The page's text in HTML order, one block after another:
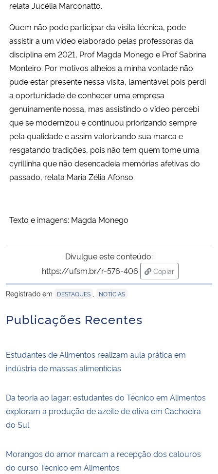
relata Jucélia Marconatto.
Quem não pode participar da visita técnica, pode
assistir a um vídeo elaborado pelas professoras da
disciplina em 2021, Prof Magda Monego e Prof Sabrina
Monteiro. Por motivos alheios a minha vontade não
pude estar presente nessa visita, lamentável pois perdi
a oportunidade de conhecer uma empresa
genuinamente nossa, mas assistindo o vídeo percebi
que se modernizou e continuou priorizando sempre
pela qualidade e assim valorizando sua marca e
resgatando tradições, pois não tem quem tome uma
cyrillinha que não desencadeia memórias afetivas do
passado, relata Maria Zélia Afonso.
Texto e imagens: Magda Monego
Divulgue este conteúdo:
https://ufsm.br/r-576-406
Copiar
para área de
Registrado em
DESTAQUES NOTÍCIAS
Publicações Recentes
Estudantes de Alimentos realizam aula prática em
indústria de massas alimentícias
Da teoria ao lagar: estudantes do Técnico em Alimentos
exploram a produção de azeite de oliva em Cachoeira
do Sul
Morangos do amor marcam a recepção dos calouros
do curso Técnico em Alimentos